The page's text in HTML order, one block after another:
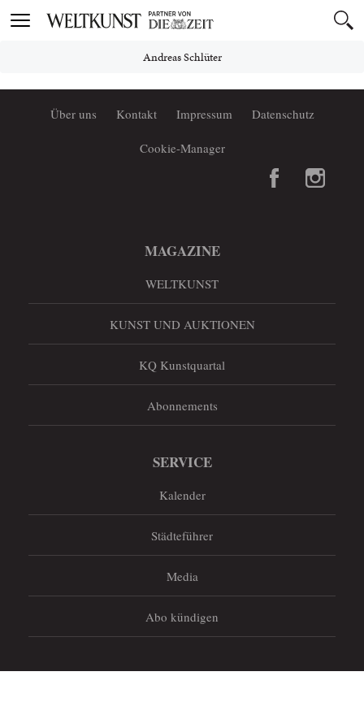
Toggle
Andreas Schlüter
Über uns Kontakt Impressum Datenschutz
Cookie-Manager
MAGAZINE
WELTKUNST
KUNST UND AUKTIONEN
KQ Kunstquartal
Abonnements
SERVICE
Kalender
Städteführer
Media
Abo kündigen